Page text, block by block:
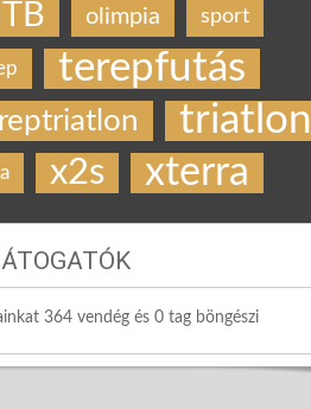
olimpia sport
terepfutás
triatlon
x2s xterra
364 vendég és 0 tag böngészi